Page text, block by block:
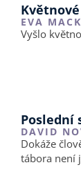
EVA
Vyšlo
Poslední
DAVID
Dokáže
tábora není